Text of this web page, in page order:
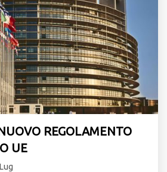
REGOLAMENTO
UE